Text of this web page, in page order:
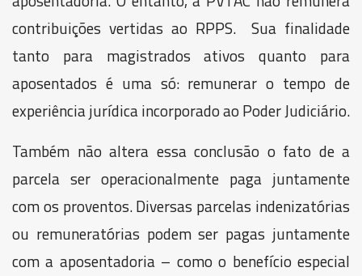
contribuições vertidas ao RPPS. Sua finalidade
tanto para magistrados ativos quanto para
aposentados é uma só: remunerar o tempo de
experiência jurídica incorporado ao Poder Judiciário.
Também não altera essa conclusão o fato de a
parcela ser operacionalmente paga juntamente
com os proventos. Diversas parcelas indenizatórias
ou remuneratórias podem ser pagas juntamente
com a aposentadoria – como o benefício especial